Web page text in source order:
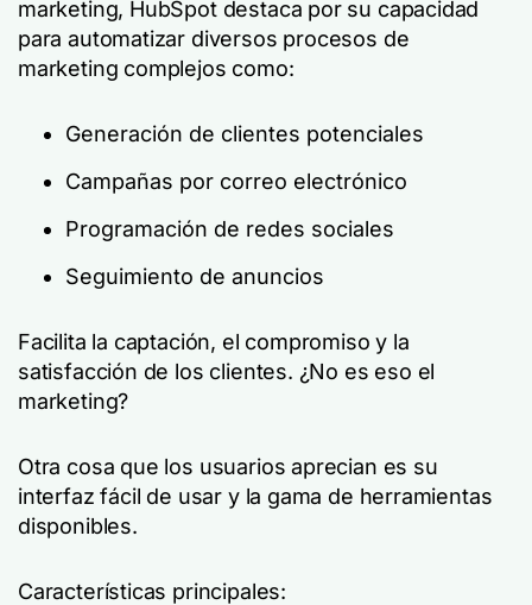
marketing, HubSpot destaca por su capacidad
para automatizar diversos procesos de
marketing complejos como:
Generación de clientes potenciales
Campañas por correo electrónico
Programación de redes sociales
Seguimiento de anuncios
Facilita la captación, el compromiso y la
satisfacción de los clientes. ¿No es eso el
marketing?
Otra cosa que los usuarios aprecian es su
interfaz fácil de usar y la gama de herramientas
disponibles.
Características principales: